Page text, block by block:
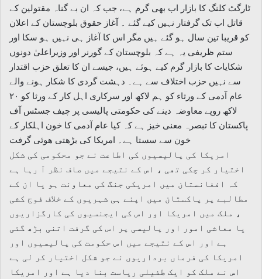
ٹارگٹ کلنگ کا بازار اب بھی گرم ہے، جب کہ ان بے گناہ مقتولین کے
قاتل اب تک گرفتار نہیں کیے گئے ۔ آغاز حقوق بلوچستان کے اعلان
کو قریبا تین سال ہو گئے ہیں مگر اس کا آغاز ہی نہیں ہو سکا اور
ستم ظریفی یہ ہے کہ بلوچستان کے گورنر اور وزیراعلیٰ دونوں
شکایات کا بازار گرم کیے ہوئے ہیں، جیسے ان کا تعلق حزب اقتدار
سے نہیں حزب اختلاف سے ہے۔ دہشت گردی کا شکار ہونے والے
عام آدمی کے ورثاء کو ہم لاکھ اور سرکاری اہل کار کے ورثا کو ۲۰
لاکھ روپے معاوضہ دینے کی حکومتی پالیسی پر چیف جسٹس آف
پاکستان کا تبصرہ معنی خیز ہے کہ کیا عام آدمی کا خون اہلکار کے
خون سے سستا ہے۔ امریکا کی بڑھتی ھوئی گرفت
امریکا کی پالیسیوں کی اطاعت نے جو محکومی کی شکل
اختیار کر چکی تھی ، اس کے نتیجے میں صاف نظر آ رہا ہے
کہ افغانستان میں امریکی جنگ کی معاونت ہو یا ان کے
مطالبے پر پاکستان میں اپنے ہی شہریوں کے خلاف فوج کشی
، ملک میں امریکا اور اس کی ایجنسیوں کی کارگزاریوں
یا معاشی امور اور پالیسی پر اس کی گرفت اتنی بڑھ گئی
ہے اور اس کے نتیجے میں اس حکومت کی پالیسیوں اور
امریکا کی فرماں برداریوں نے جو شکل اختیار کر لی ہے
اس نے ملک کو ایک طفیلی ریاست بنا دیا ہے اور امریکا